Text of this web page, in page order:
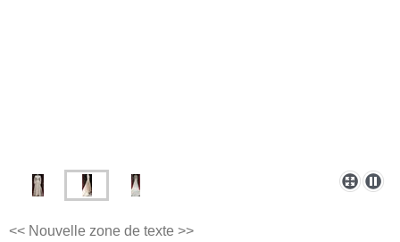
<< Nouvelle zone de texte >>